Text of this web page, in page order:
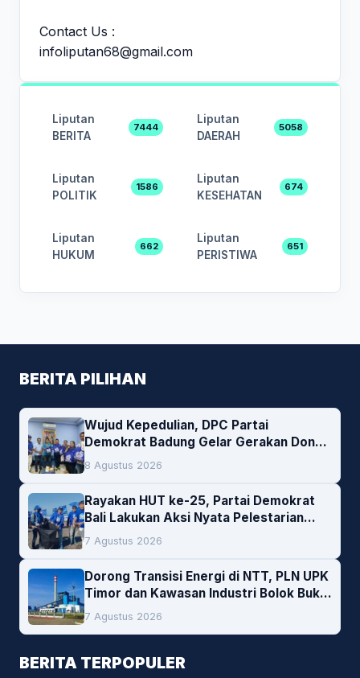
Contact Us :
infoliputan68@gmail.com
Liputan
BERITA
7444
Liputan
DAERAH
5058
Liputan
POLITIK
1586
Liputan
KESEHATAN
674
Liputan
HUKUM
662
Liputan
PERISTIWA
651
BERITA PILIHAN
Wujud Kepedulian, DPC Partai
Demokrat Badung Gelar Gerakan Donor
Darah
8 Agustus 2026
Rayakan HUT ke-25, Partai Demokrat
Bali Lakukan Aksi Nyata Pelestarian
Lingkungan
7 Agustus 2026
Dorong Transisi Energi di NTT, PLN UPK
Timor dan Kawasan Industri Bolok Buka
Peluang Investasi Woodchip untuk
Cofiring PLTU Bolok
7 Agustus 2026
BERITA TERPOPULER